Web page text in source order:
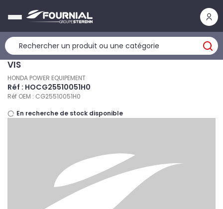
VIS
HONDA POWER EQUIPEMENT
Réf : HOCG25510051H0
Réf OEM : CG25510051H0
En recherche de stock disponible